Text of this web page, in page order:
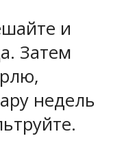
и
Затем
недель